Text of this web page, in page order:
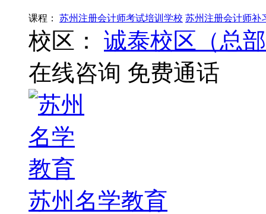
课程： 苏州注册会计师考试培训学校 苏州注册会计师补
校区：
诚泰校区（总
在线咨询 免费通话
苏州名学教育